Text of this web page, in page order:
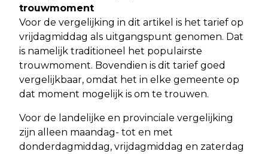
trouwmoment
Voor de vergelijking in dit artikel is het tarief op
vrijdagmiddag als uitgangspunt genomen. Dat
is namelijk traditioneel het populairste
trouwmoment. Bovendien is dit tarief goed
vergelijkbaar, omdat het in elke gemeente op
dat moment mogelijk is om te trouwen.
Voor de landelijke en provinciale vergelijking
zijn alleen maandag- tot en met
donderdagmiddag, vrijdagmiddag en zaterdag